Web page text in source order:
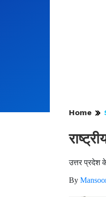
Home
उत्तर प्रदेश
By